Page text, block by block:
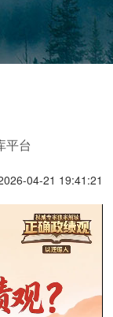
平台
04-21 19:41:21